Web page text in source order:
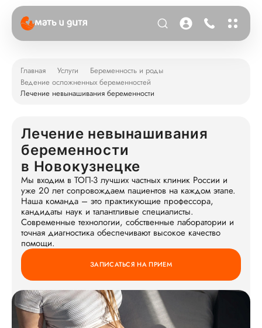
Главная Услуги
Беременность и роды
Ведение осложненных беременностей
Лечение невынашивания беременности
Лечение невынашивания
беременности
в Новокузнецке
Мы входим в ТОП-3 лучших частных клиник России и
уже 20 лет сопровождаем пациентов на каждом этапе.
Наша команда – это практикующие профессора,
кандидаты наук и талантливые специалисты.
Современные технологии, собственные лаборатории и
точная диагностика обеспечивают высокое качество
помощи.
ЗАПИСАТЬСЯ НА ПРИЕМ